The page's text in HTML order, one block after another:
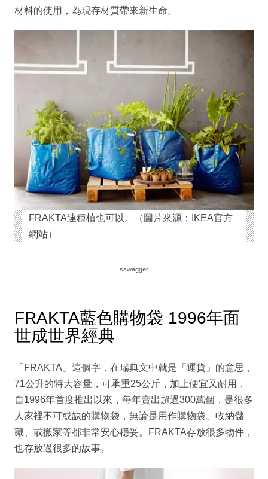
材料的使用，為現存材質帶來新生命。
FRAKTA連種植也可以。（圖片來源：IKEA官方
網站）
sswagger
FRAKTA藍色購物袋 1996年面
世成世界經典
「FRAKTA」這個字，在瑞典文中就是「運貨」的意思，
71公升的特大容量，可承重25公斤，加上便宜又耐用，
自1996年首度推出以來，每年賣出超過300萬個，是很多
人家裡不可或缺的購物袋，無論是用作購物袋、收納儲
藏、或搬家等都非常安心穩妥。FRAKTA存放很多物件，
也存放過很多的故事。